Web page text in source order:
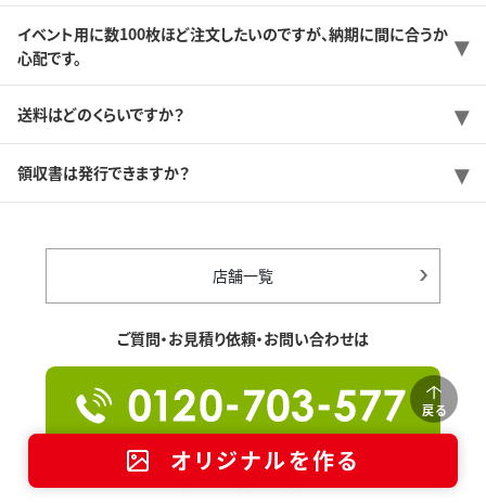
戻る
オリジナルを作る
イベント用に数100枚ほど注文したいのですが、納期に間に合うか
心配です。
送料はどのくらいですか？
領収書は発行できますか？
店舗一覧
ご質問・お見積り依頼・お問い合わせは
【営業時間】9:00-18:00（月～金 ※祝日除く）